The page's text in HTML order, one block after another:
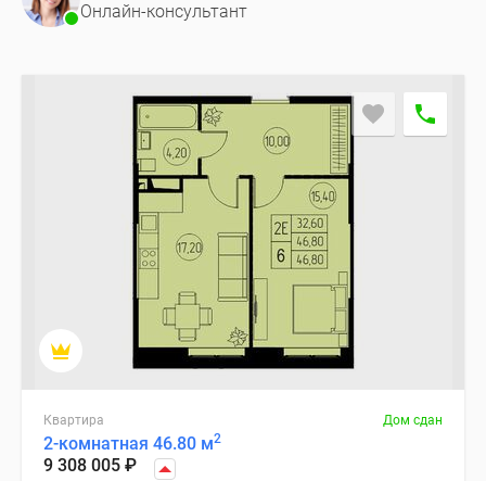
Онлайн-консультант
Квартира Дом сдан
2-комнатная 46.80 м2
9 308 005 ₽